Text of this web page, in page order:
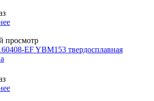
просмотр
EF YBM153 твердосплавная